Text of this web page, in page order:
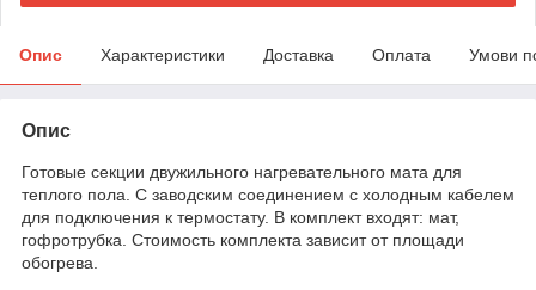
Опис Характеристики Доставка Оплата Умови
Опис
Готовые секции двужильного нагревательного мата для
теплого пола. С заводским соединением с холодным кабелем
для подключения к термостату. В комплект входят: мат,
гофротрубка. Стоимость комплекта зависит от площади
обогрева.